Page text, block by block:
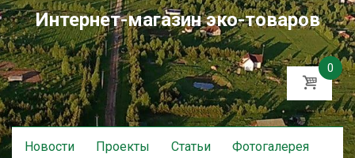
Интернет-магазин эко-товаров
0
Skip
to
Новости Проекты Статьи Фотогалерея